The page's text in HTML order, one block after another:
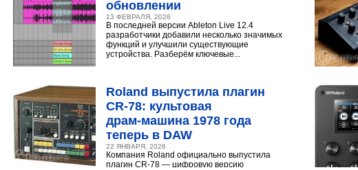
обновлении
13 ФЕВРАЛЯ, 2026
В последней версии Ableton Live 12.4
разработчики добавили несколько значимых
функций и улучшили существующие
устройства. Разберём ключевые...
Roland выпустила плагин
CR‑78: культовая
драм‑машина 1978 года
теперь в DAW
22 ЯНВАРЯ, 2026
Компания Roland официально выпустила
плагин CR-78 — цифровую версию